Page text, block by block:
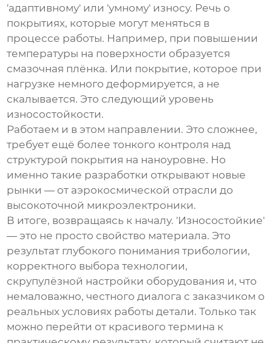
'адаптивному' или 'умному' износу. Речь о
покрытиях, которые могут меняться в
процессе работы. Например, при повышении
температуры на поверхности образуется
смазочная плёнка. Или покрытие, которое при
нагрузке немного деформируется, а не
скалывается. Это следующий уровень
износостойкости.
Работаем и в этом направлении. Это сложнее,
требует ещё более тонкого контроля над
структурой покрытия на наноуровне. Но
именно такие разработки открывают новые
рынки — от аэрокосмической отрасли до
высокоточной микроэлектроники.
В итоге, возвращаясь к началу. 'Износостойкие'
— это не просто свойство материала. Это
результат глубокого понимания трибологии,
корректного выбора технологии,
скрупулёзной настройки оборудования и, что
немаловажно, честного диалога с заказчиком о
реальных условиях работы детали. Только так
можно перейти от красивого термина к